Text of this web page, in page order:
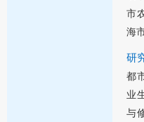
市
海
研
都
业
与